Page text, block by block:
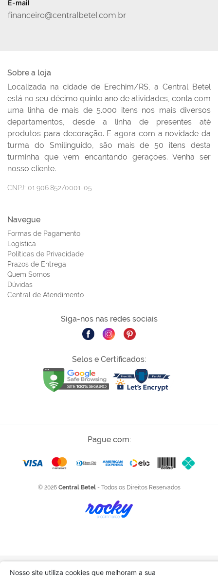
E-mail
financeiro@centralbetel.com.br
Sobre a loja
Localizada na cidade de Erechim/RS, a Central Betel
está no seu décimo quinto ano de atividades, conta com
uma linha de mais de 5.000 itens nos mais diversos
departamentos, desde a linha de presentes até
produtos para decoração. E agora com a novidade da
turma do Smilinguido, são mais de 50 itens desta
turminha que vem encantando gerações. Venha ser
nosso cliente.
CNPJ: 01.906.852/0001-05
Navegue
Formas de Pagamento
Logística
Políticas de Privacidade
Prazos de Entrega
Quem Somos
Dúvidas
Central de Atendimento
Siga-nos nas redes sociais
Selos e Certificados:
Pague com:
© 2026 Central Betel - Todos os Direitos Reservados
Nosso site utiliza cookies que melhoram a sua